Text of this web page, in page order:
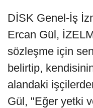
DİSK Genel-İş
Ercan Gül,
sözleşme için
belirtip,
alandaki
Gül, "Eğer yetki